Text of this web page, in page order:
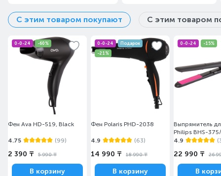
С этим товаром покупают С этим товаром
0-0-24 -60%
Фен Ava HD-519, Black
4.75 (99)
2 390 ₸ 5 990 ₸
В корзину
0-0-24
Подарок
-21%
Фен Polaris PHD-2038
4.9 (63)
14 990 ₸ 18 990 ₸
В корзину
0-0-24 -15%
Выпрямитель
Philips BHS-
4.9
22 990 ₸ 26
В